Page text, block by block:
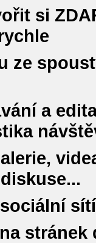
si
ze
a
stránek